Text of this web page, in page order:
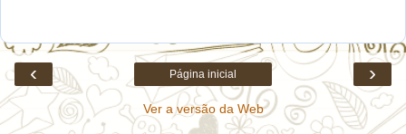
‹ ›
Página inicial
Ver a versão da Web